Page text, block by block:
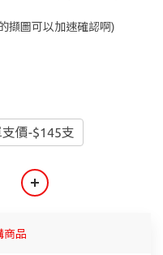
擷圖可以加速確認啊)
支價-$145支
商品